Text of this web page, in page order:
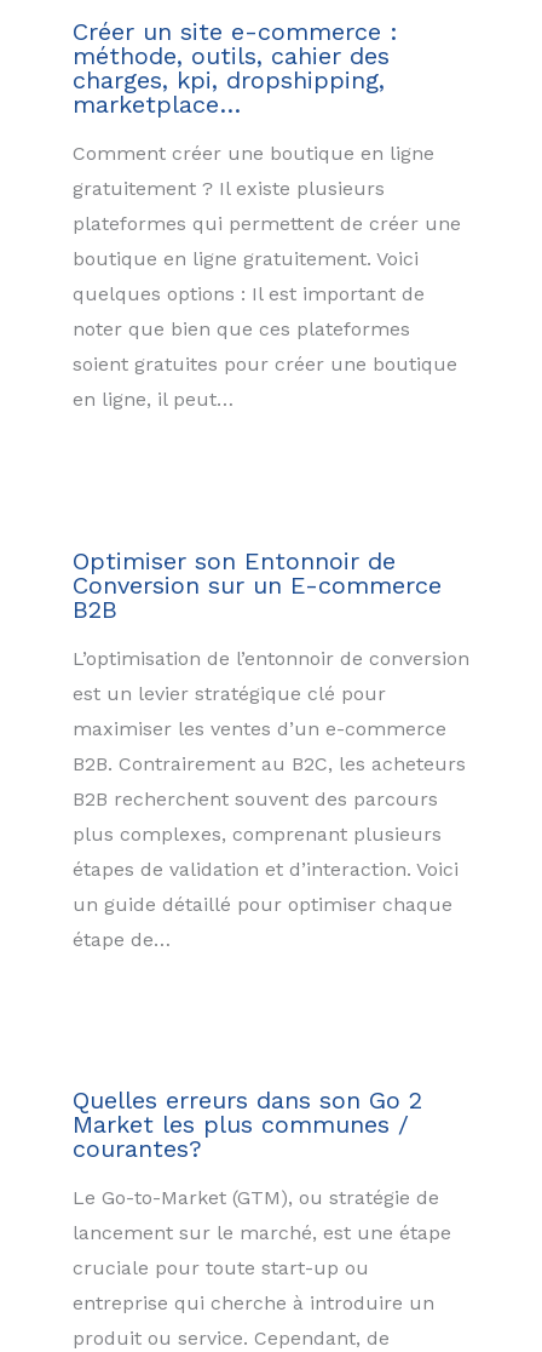
Créer un site e-commerce :
méthode, outils, cahier des
charges, kpi, dropshipping,
marketplace…
Comment créer une boutique en ligne
gratuitement ? Il existe plusieurs
plateformes qui permettent de créer une
boutique en ligne gratuitement. Voici
quelques options : Il est important de
noter que bien que ces plateformes
soient gratuites pour créer une boutique
en ligne, il peut…
Optimiser son Entonnoir de
Conversion sur un E-commerce
B2B
L’optimisation de l’entonnoir de conversion
est un levier stratégique clé pour
maximiser les ventes d’un e-commerce
B2B. Contrairement au B2C, les acheteurs
B2B recherchent souvent des parcours
plus complexes, comprenant plusieurs
étapes de validation et d’interaction. Voici
un guide détaillé pour optimiser chaque
étape de…
Quelles erreurs dans son Go 2
Market les plus communes /
courantes?
Le Go-to-Market (GTM), ou stratégie de
lancement sur le marché, est une étape
cruciale pour toute start-up ou
entreprise qui cherche à introduire un
produit ou service. Cependant, de